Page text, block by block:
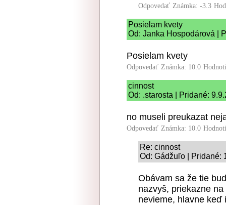
Odpovedať Známka: -3.3
Posielam kvety
Od: Janka Hospodárová |
Posielam kvety
Odpovedať Známka: 10.0
cinnost
Od: .starosta | Pridané:
no museli preukazat
Odpovedať Známka: 10.0
Re: cinnost
Od: Gádžuľo | Pridané:
Obávam sa že tie
nazvyš, priekazne
nevieme, hlavne keď